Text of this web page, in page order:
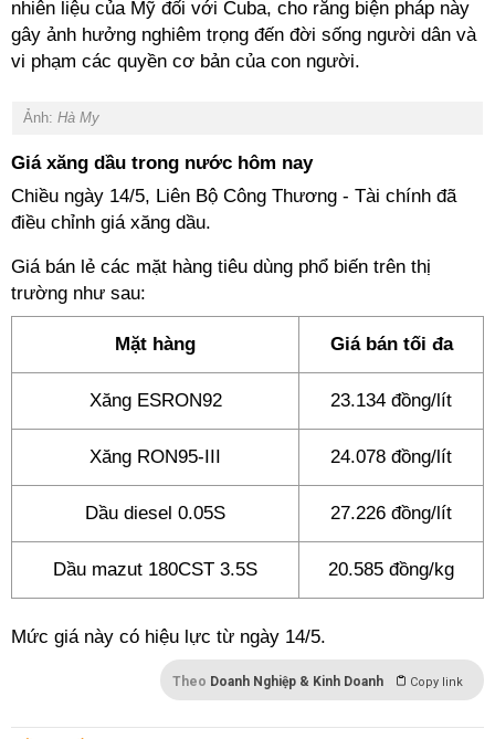
nhiên liệu của Mỹ đối với Cuba, cho rằng biện pháp này
gây ảnh hưởng nghiêm trọng đến đời sống người dân và
vi phạm các quyền cơ bản của con người.
Ảnh: Hà My
Giá xăng dầu trong nước hôm nay
Chiều ngày 14/5, Liên Bộ Công Thương - Tài chính đã
điều chỉnh giá xăng dầu.
Giá bán lẻ các mặt hàng tiêu dùng phổ biến trên thị
trường như sau:
Mặt hàng Giá bán tối đa
Xăng ESRON92 23.134 đồng/lít
Xăng RON95-III 24.078 đồng/lít
Dầu diesel 0.05S 27.226 đồng/lít
Dầu mazut 180CST 3.5S 20.585 đồng/kg
Mức giá này có hiệu lực từ ngày 14/5.
Theo Doanh Nghiệp & Kinh Doanh Copy link